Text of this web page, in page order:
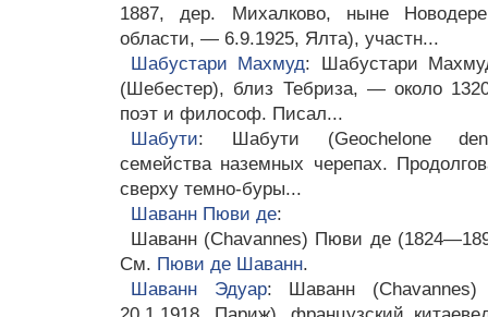
1887, дер. Михалково, ныне
области, — 6.9.1925, Ялта), участн...
Шабустари Махмуд: Шабустари
(Шебестер), близ Тебриза, — около
поэт и философ. Писал...
Шабути: Шабути (Geochelone
семейства наземных черепах.
сверху темно-буры...
Шаванн Пюви де:
Шаванн (Chavannes) Пюви де
См. Пюви де Шаванн.
Шаванн Эдуар: Шаванн